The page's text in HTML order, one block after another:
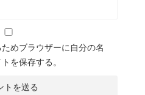
めブラウザーに自分の名
を保存する。